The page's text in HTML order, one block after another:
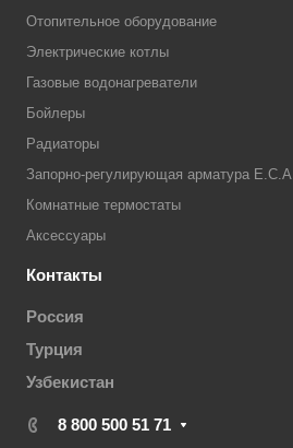
Отопительное оборудование
Электрические котлы
Газовые водонагреватели
Бойлеры
Радиаторы
Запорно-регулирующая арматура E.C.A
Комнатные термостаты
Аксессуары
Контакты
Россия
Турция
Узбекистан
8 800 500 51 71